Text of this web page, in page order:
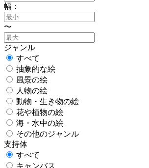
幅：
〜
ジャンル
すべて
抽象的な絵
風景の絵
人物の絵
動物・生き物の絵
花や植物の絵
海・水中の絵
その他のジャンル
支持体
すべて
キャンバス